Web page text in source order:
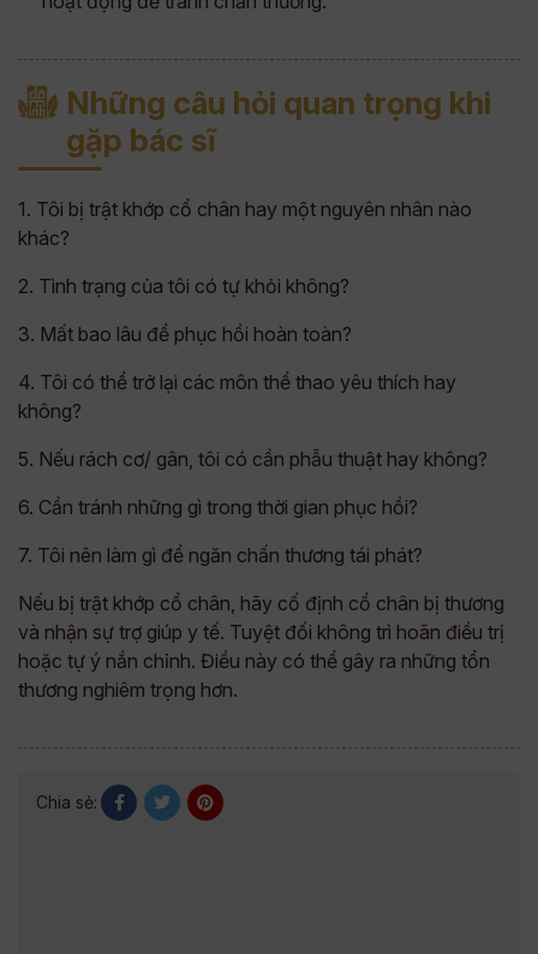
Những câu hỏi quan trọng khi
gặp bác sĩ
1. Tôi bị trật khớp cổ chân hay một nguyên nhân nào
khác?
2. Tình trạng của tôi có tự khỏi không?
3. Mất bao lâu để phục hồi hoàn toàn?
4. Tôi có thể trở lại các môn thể thao yêu thích hay
không?
5. Nếu rách cơ/ gân, tôi có cần phẫu thuật hay không?
6. Cần tránh những gì trong thời gian phục hồi?
7. Tôi nên làm gì để ngăn chấn thương tái phát?
Nếu bị trật khớp cổ chân, hãy cố định cổ chân bị thương
và nhận sự trợ giúp y tế. Tuyệt đối không trì hoãn điều trị
hoặc tự ý nắn chỉnh. Điều này có thể gây ra những tổn
thương nghiêm trọng hơn.
Chia sẻ: